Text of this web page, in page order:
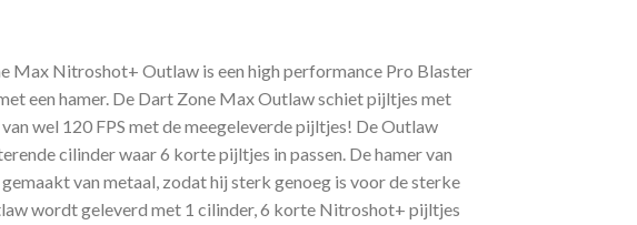
Max Nitroshot+ Outlaw is een high performance Pro Blaster
een hamer. De Dart Zone Max Outlaw schiet pijltjes met
van wel 120 FPS met de meegeleverde pijltjes! De Outlaw
cilinder waar 6 korte pijltjes in passen. De hamer van
van metaal, zodat hij sterk genoeg is voor de sterke
wordt geleverd met 1 cilinder, 6 korte Nitroshot+ pijltjes